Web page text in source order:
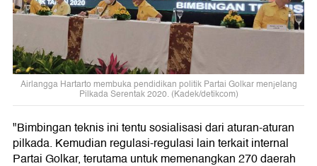
Airlangga Hartarto membuka pendidikan politik Partai Golkar menjelang
Pilkada Serentak 2020. (Kadek/detikcom)
"Bimbingan teknis ini tentu sosialisasi dari aturan-aturan
pilkada. Kemudian regulasi-regulasi lain terkait internal
Partai Golkar, terutama untuk memenangkan 270 daerah